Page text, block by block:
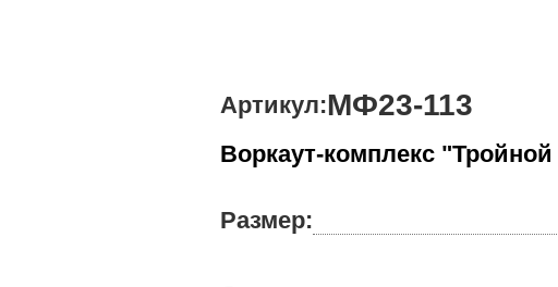
Артикул:МФ23-113
Воркаут-комплекс "Тройной
Размер: